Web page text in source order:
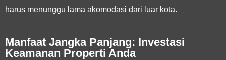
harus menunggu lama akomodasi dari luar kota.
Manfaat Jangka Panjang: Investasi
Keamanan Properti Anda